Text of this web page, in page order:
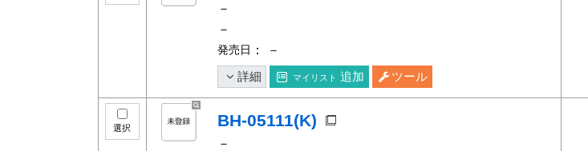
－
－
発売日 ： －
詳細 マイリスト 追加 ツール
選択 BH-05111(K)
－